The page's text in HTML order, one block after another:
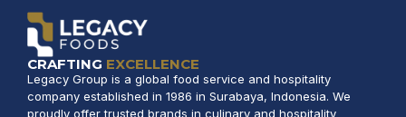
CRAFTING EXCELLENCE
Legacy Group is a global food service and hospitality
company established in 1986 in Surabaya, Indonesia. We
proudly offer trusted brands in culinary and hospitality